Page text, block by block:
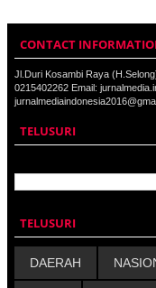
CONTACT
Jl.Duri Kosambi Raya
0215402262 Email:
TELUSURI
TELUSURI
DAERAH